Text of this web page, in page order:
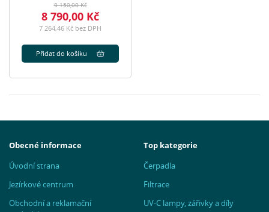
9 150,00 Kč
8 790,00 Kč
7 264,46 Kč bez DPH
Přidat do košíku
Obecné informace
Úvodní strana
Jezírkové centrum
Obchodní a reklamační
Top kategorie
Čerpadla
Filtrace
UV-C lampy, zářivky a díly